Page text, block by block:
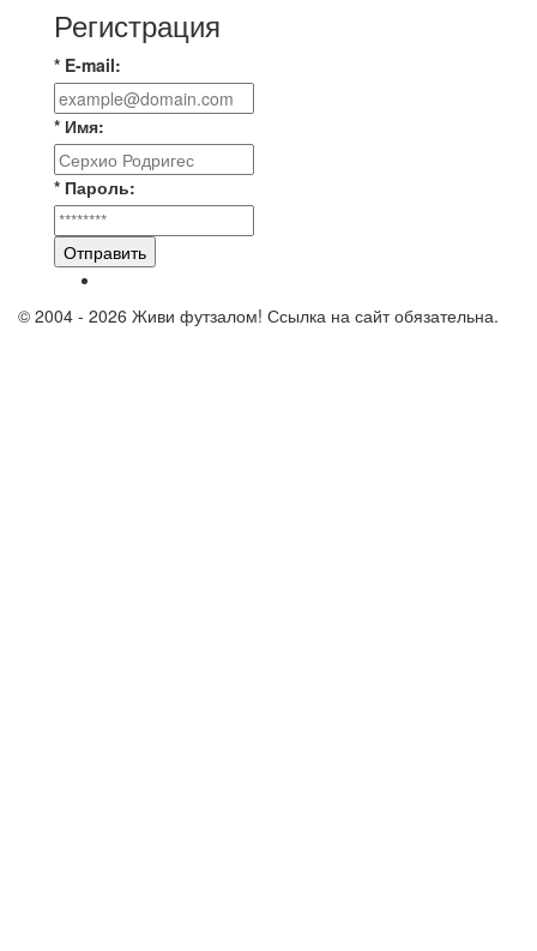
Регистрация
* E-mail:
* Имя:
* Пароль:
Отправить
© 2004 - 2026 Живи футзалом! Ссылка на сайт обязательна.